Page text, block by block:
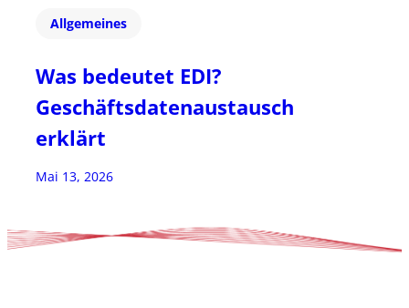
Allgemeines
Was bedeutet EDI?
Geschäftsdatenaustausch
erklärt
Mai 13, 2026